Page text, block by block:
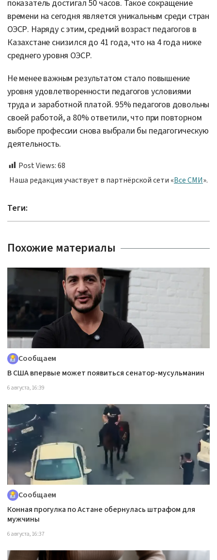
показатель достигал 50 часов. Такое сокращение
времени на сегодня является уникальным среди стран
ОЭСР. Наряду с этим, средний возраст педагогов в
Казахстане снизился до 41 года, что на 4 года ниже
среднего уровня ОЭСР.
Не менее важным результатом стало повышение
уровня удовлетворенности педагогов условиями
труда и заработной платой. 95% педагогов довольны
своей работой, а 80% ответили, что при повторном
выборе профессии снова выбрали бы педагогическую
деятельность.
Post Views:68
Наша редакция участвует в партнёрской сети «Все СМИ».
Теги:
Похожие материалы
Сообщаем
В США впервые может появиться сенатор-мусульманин
6 августа, 16:39
Сообщаем
Конная прогулка по Астане обернулась штрафом для
мужчины
6 августа, 16:37